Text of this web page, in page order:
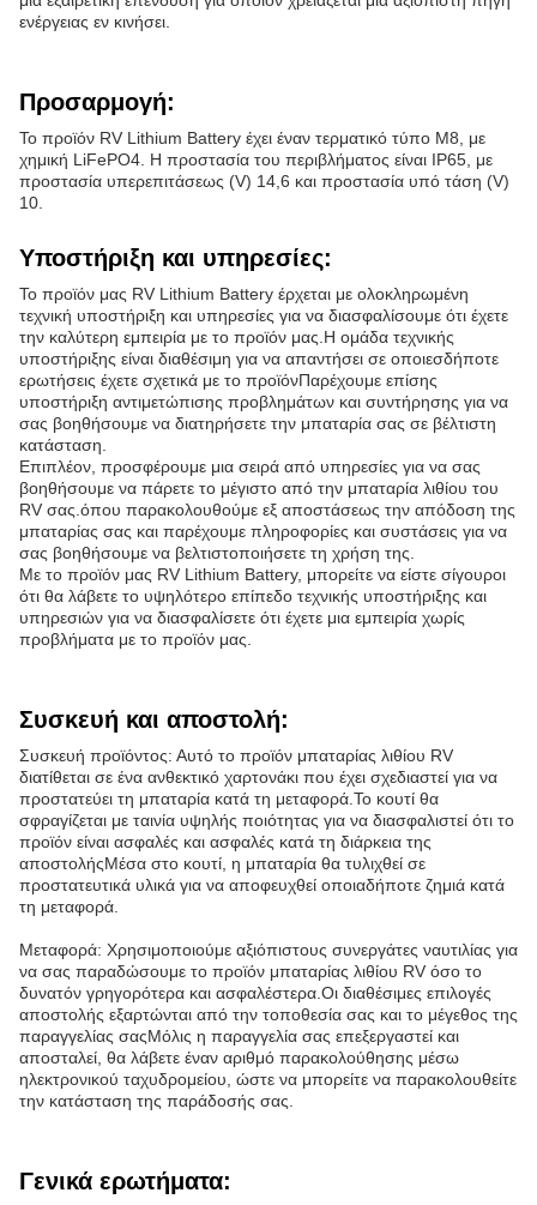
ενέργειας εν κινήσει.
Προσαρμογή:
Το προϊόν RV Lithium Battery έχει έναν τερματικό τύπο M8, με
χημική LiFePO4. Η προστασία του περιβλήματος είναι IP65, με
προστασία υπερεπιτάσεως (V) 14,6 και προστασία υπό τάση (V)
10.
Υποστήριξη και υπηρεσίες:
Το προϊόν μας RV Lithium Battery έρχεται με ολοκληρωμένη
τεχνική υποστήριξη και υπηρεσίες για να διασφαλίσουμε ότι έχετε
την καλύτερη εμπειρία με το προϊόν μας.Η ομάδα τεχνικής
υποστήριξης είναι διαθέσιμη για να απαντήσει σε οποιεσδήποτε
ερωτήσεις έχετε σχετικά με το προϊόνΠαρέχουμε επίσης
υποστήριξη αντιμετώπισης προβλημάτων και συντήρησης για να
σας βοηθήσουμε να διατηρήσετε την μπαταρία σας σε βέλτιστη
κατάσταση.
Επιπλέον, προσφέρουμε μια σειρά από υπηρεσίες για να σας
βοηθήσουμε να πάρετε το μέγιστο από την μπαταρία λιθίου του
RV σας.όπου παρακολουθούμε εξ αποστάσεως την απόδοση της
μπαταρίας σας και παρέχουμε πληροφορίες και συστάσεις για να
σας βοηθήσουμε να βελτιστοποιήσετε τη χρήση της.
Με το προϊόν μας RV Lithium Battery, μπορείτε να είστε σίγουροι
ότι θα λάβετε το υψηλότερο επίπεδο τεχνικής υποστήριξης και
υπηρεσιών για να διασφαλίσετε ότι έχετε μια εμπειρία χωρίς
προβλήματα με το προϊόν μας.
Συσκευή και αποστολή:
Συσκευή προϊόντος: Αυτό το προϊόν μπαταρίας λιθίου RV
διατίθεται σε ένα ανθεκτικό χαρτονάκι που έχει σχεδιαστεί για να
προστατεύει τη μπαταρία κατά τη μεταφορά.Το κουτί θα
σφραγίζεται με ταινία υψηλής ποιότητας για να διασφαλιστεί ότι το
προϊόν είναι ασφαλές και ασφαλές κατά τη διάρκεια της
αποστολήςΜέσα στο κουτί, η μπαταρία θα τυλιχθεί σε
προστατευτικά υλικά για να αποφευχθεί οποιαδήποτε ζημιά κατά
τη μεταφορά.
Μεταφορά: Χρησιμοποιούμε αξιόπιστους συνεργάτες ναυτιλίας για
να σας παραδώσουμε το προϊόν μπαταρίας λιθίου RV όσο το
δυνατόν γρηγορότερα και ασφαλέστερα.Οι διαθέσιμες επιλογές
αποστολής εξαρτώνται από την τοποθεσία σας και το μέγεθος της
παραγγελίας σαςΜόλις η παραγγελία σας επεξεργαστεί και
αποσταλεί, θα λάβετε έναν αριθμό παρακολούθησης μέσω
ηλεκτρονικού ταχυδρομείου, ώστε να μπορείτε να παρακολουθείτε
την κατάσταση της παράδοσής σας.
Γενικά ερωτήματα: